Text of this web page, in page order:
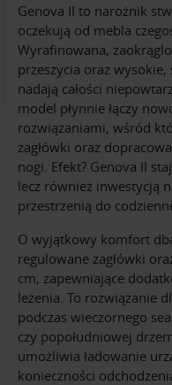
Genova II to narożnik
oczekują od mebla
Wyrafinowana,
przeszycia oraz
nadają całości
model płynnie łączy
rozwiązaniami, wśród
zagłówki oraz
nogi. Efekt? Genova II
lecz również inwestycją
przestrzenią do
O wyjątkowy komfort
regulowane zagłówki
cm, zapewniające
leżenia. To rozwiązanie
podczas wieczornego
czy popołudniowej
umożliwia ładowanie
konieczności